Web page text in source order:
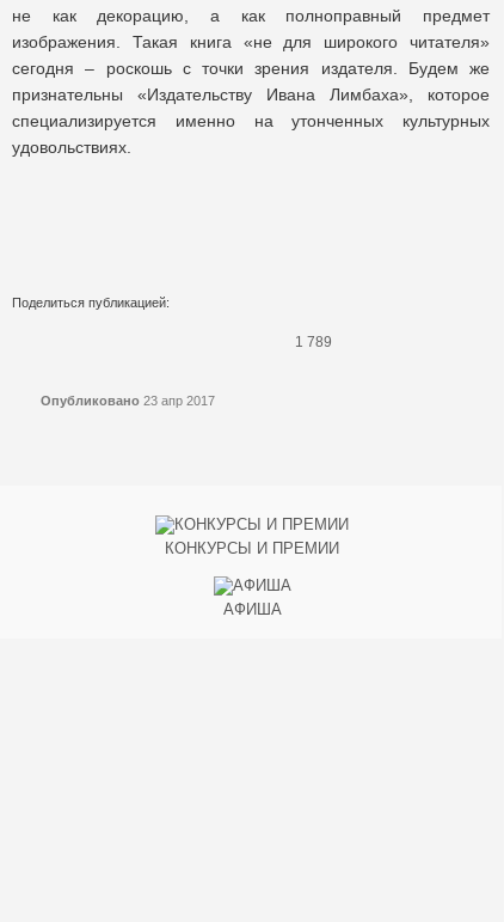
не как декорацию, а как полноправный предмет
изображения. Такая книга «не для широкого читателя»
сегодня – роскошь с точки зрения издателя. Будем же
признательны «Издательству Ивана Лимбаха», которое
специализируется именно на утонченных культурных
удовольствиях.
Поделиться публикацией:
1 789
Опубликовано 23 апр 2017
КОНКУРСЫ И ПРЕМИИ
АФИША